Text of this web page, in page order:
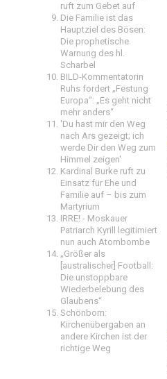
ruft zum Gebet auf
Die Familie ist das
Hauptziel des Bösen:
Die prophetische
Warnung des hl.
Scharbel
BILD-Kommentatorin
Ruhs fordert „Festung
Europa“: „Es geht nicht
mehr anders“
'Du hast mir den Weg
nach Ars gezeigt; ich
werde Dir den Weg zum
Himmel zeigen'
Kardinal Burke ruft zu
Einsatz für Ehe und
Familie auf – bis zum
Martyrium
IRRE! - Moskauer
Patriarch Kyrill legitimiert
nun auch Atombombe
„Größer als
[australischer] Football:
Die unstoppbare
Wiederbelebung des
Glaubens“
Schönborn:
Kirchenübergaben an
andere Kirchen ist der
richtige Weg